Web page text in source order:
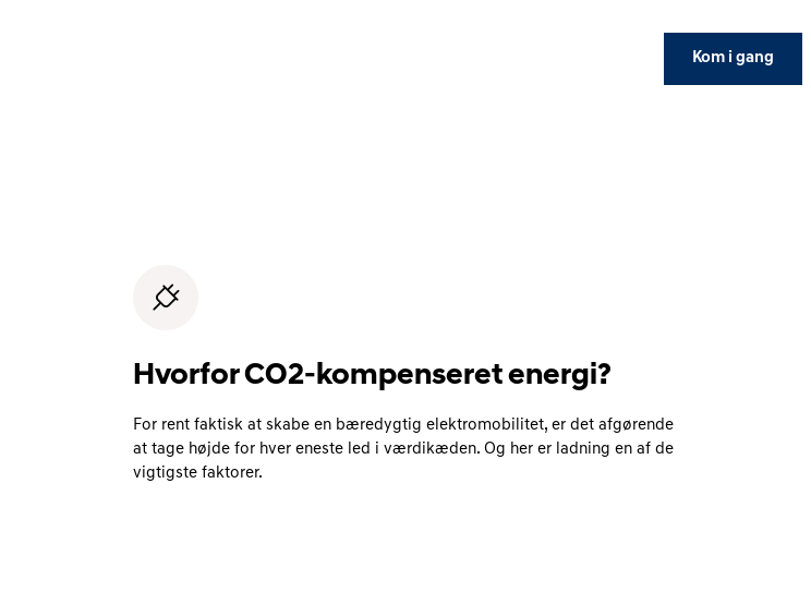
Kom i gang
Hvorfor CO2-kompenseret energi?
For rent faktisk at skabe en bæredygtig elektromobilitet, er det afgørende
at tage højde for hver eneste led i værdikæden. Og her er ladning en af de
vigtigste faktorer.